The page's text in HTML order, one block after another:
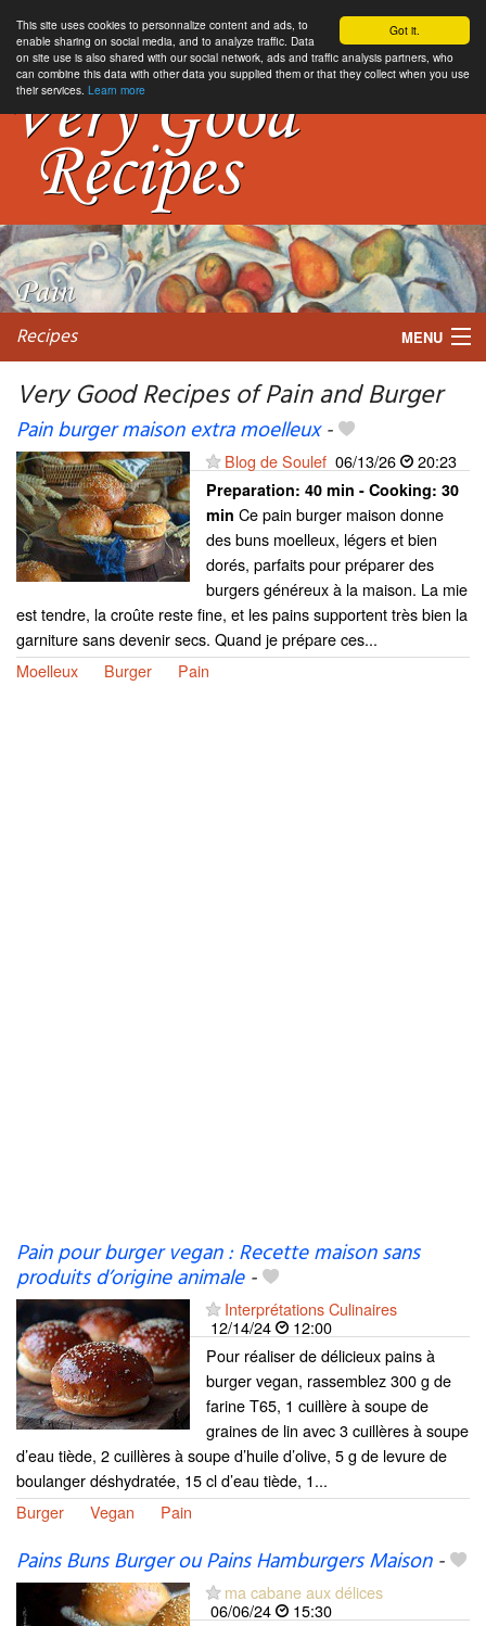
Got it.
This site uses cookies to personnalize content and ads, to
enable sharing on social media, and to analyze traffic. Data
on site use is also shared with our social network, ads and traffic analysis partners, who
can combine this data with other data you supplied them or that they collect when you use
their services. Learn more
Recipes MENU
My favorite blogs
Very Good Recipes of Pain and Burger
Pain burger maison extra moelleux-
Blog de Soulef 06/13/26 20:23
Preparation: 40 min - Cooking: 30
min Ce pain burger maison donne
des buns moelleux, légers et bien
dorés, parfaits pour préparer des
burgers généreux à la maison. La mie
est tendre, la croûte reste fine, et les pains supportent très bien la
garniture sans devenir secs. Quand je prépare ces...
Moelleux
Burger Pain
Pain pour burger vegan : Recette maison sans
produits d’origine animale-
Interprétations Culinaires
12/14/24
12:00
Pour réaliser de délicieux pains à
burger vegan, rassemblez 300 g de
farine T65, 1 cuillère à soupe de
graines de lin avec 3 cuillères à soupe
d’eau tiède, 2 cuillères à soupe d’huile d’olive, 5 g de levure de
boulanger déshydratée, 15 cl d’eau tiède, 1...
Burger
Vegan Pain
Pains Buns Burger ou Pains Hamburgers Maison-
ma cabane aux délices
06/06/24
15:30